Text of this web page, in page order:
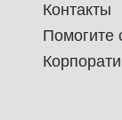
Контакты
Помогите